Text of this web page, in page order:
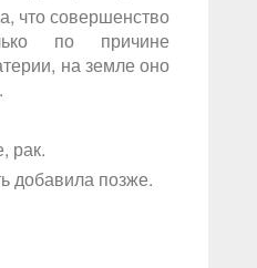
что совершенство
по причине
на земле оно
рак.
добавила позже.